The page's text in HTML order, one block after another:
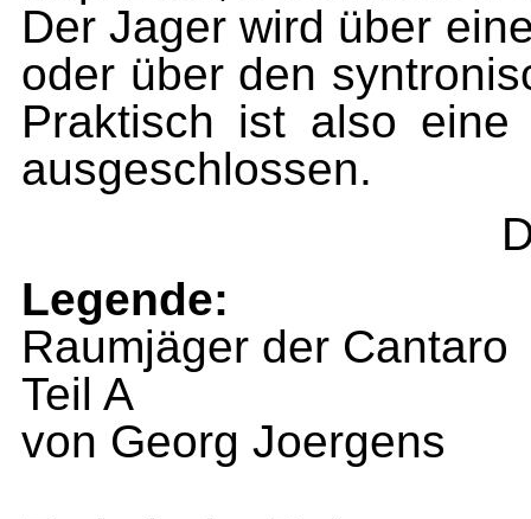
Der Jager wird über
oder über den
Praktisch ist also eine
ausgeschlossen.
Legende:
Raumjäger der Cantaro
Teil A
von Georg Joergens